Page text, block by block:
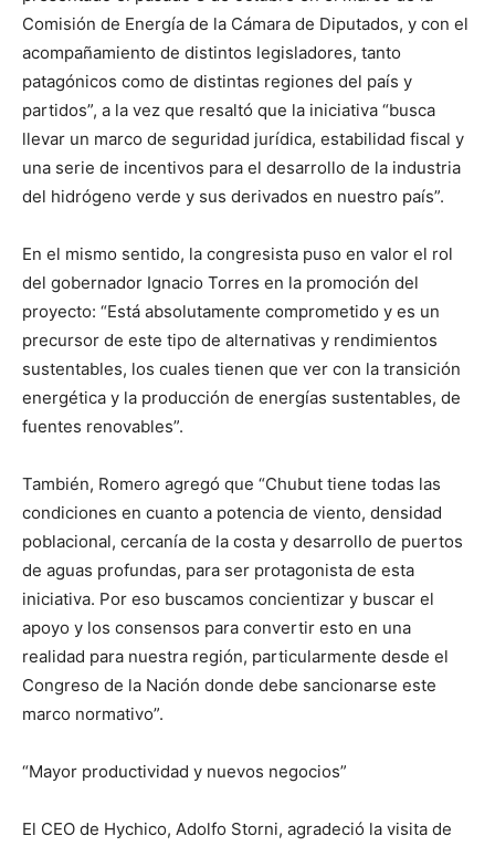
Comisión de Energía de la Cámara de Diputados, y con el
acompañamiento de distintos legisladores, tanto
patagónicos como de distintas regiones del país y
partidos”, a la vez que resaltó que la iniciativa “busca
llevar un marco de seguridad jurídica, estabilidad fiscal y
una serie de incentivos para el desarrollo de la industria
del hidrógeno verde y sus derivados en nuestro país”.
En el mismo sentido, la congresista puso en valor el rol
del gobernador Ignacio Torres en la promoción del
proyecto: “Está absolutamente comprometido y es un
precursor de este tipo de alternativas y rendimientos
sustentables, los cuales tienen que ver con la transición
energética y la producción de energías sustentables, de
fuentes renovables”.
También, Romero agregó que “Chubut tiene todas las
condiciones en cuanto a potencia de viento, densidad
poblacional, cercanía de la costa y desarrollo de puertos
de aguas profundas, para ser protagonista de esta
iniciativa. Por eso buscamos concientizar y buscar el
apoyo y los consensos para convertir esto en una
realidad para nuestra región, particularmente desde el
Congreso de la Nación donde debe sancionarse este
marco normativo”.
“Mayor productividad y nuevos negocios”
El CEO de Hychico, Adolfo Storni, agradeció la visita de